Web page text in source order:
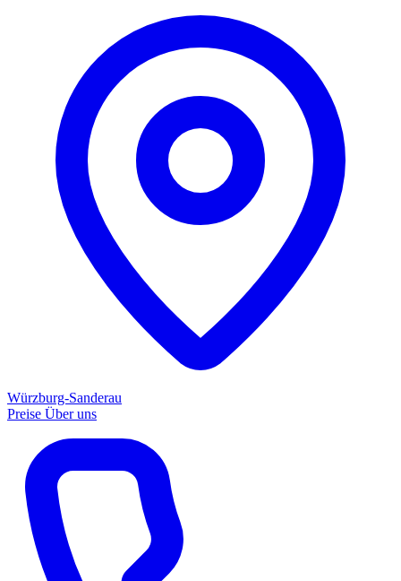
Würzburg-Sanderau
Preise Über uns